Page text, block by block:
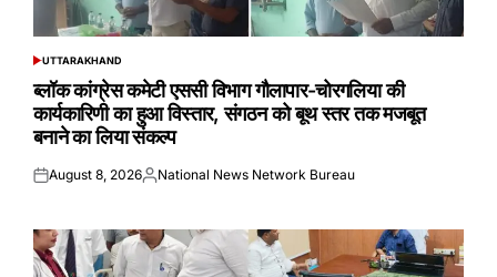
POSTED
UTTARAKHAND
ब्लॉक कांग्रेस कमेटी एससी विभाग गौलापार-चोरगलिया की
कार्यकारिणी का हुआ विस्तार, संगठन को बूथ स्तर तक मजबूत
बनाने का लिया संकल्प
Posted
August 8, 2026Posted
National News Network Bureau